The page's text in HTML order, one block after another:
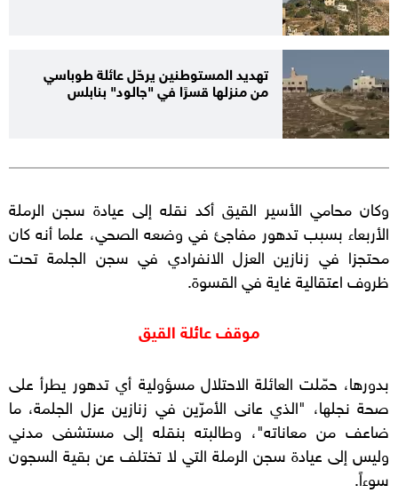
تهديد المستوطنين يرحّل عائلة طوباسي
من منزلها قسرًا في "جالود" بنابلس
وكان محامي الأسير القيق أكد نقله إلى عيادة سجن الرملة
الأربعاء بسبب تدهور مفاجئ في وضعه الصحي، علما أنه كان
محتجزا في زنازين العزل الانفرادي في سجن الجلمة تحت
ظروف اعتقالية غاية في القسوة.
موقف عائلة القيق
بدورها، حمّلت العائلة الاحتلال مسؤولية أي تدهور يطرأ على
صحة نجلها، "الذي عانى الأمرّين في زنازين عزل الجلمة، ما
ضاعف من معاناته"، وطالبته بنقله إلى مستشفى مدني
وليس إلى عيادة سجن الرملة التي لا تختلف عن بقية السجون
سوءاً.